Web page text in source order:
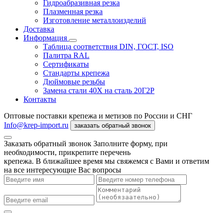
Гидроабразивная резка
Плазменная резка
Изготовление металлоизделий
Доставка
Информация
Таблица соответствия DIN, ГОСТ, ISO
Палитра RAL
Сертификаты
Стандарты крепежа
Дюймовые резьбы
Замена стали 40Х на сталь 20Г2Р
Контакты
Оптовые поставки крепежа и метизов по России и СНГ
Info@krep-import.ru
заказать обратный звонок
Заказать обратный звонок Заполните форму, при
необходимости, прикрепите перечень
крепежа. В ближайшее время мы свяжемся с Вами и ответим
на все интересующие Вас вопросы